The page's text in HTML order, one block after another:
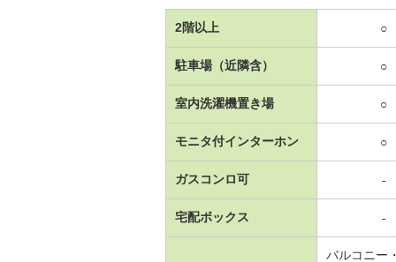
2階以上 ○
駐車場（近隣含） ○
室内洗濯機置き場 ○
モニタ付インターホン ○
ガスコンロ可 -
宅配ボックス -
バルコニー